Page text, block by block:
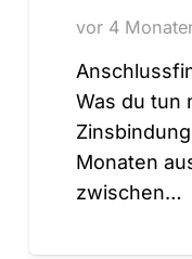
vor 4
Was du tun
Monaten
zwischen…